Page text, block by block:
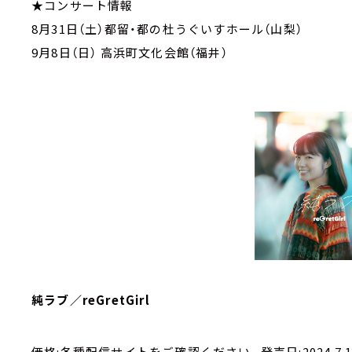
★コンサート情報
8月31日（土）都留・都の杜うぐいすホール（山梨）
9月8日（日） 高浜町文化会館（福井）
純ラブ／reGretGirl